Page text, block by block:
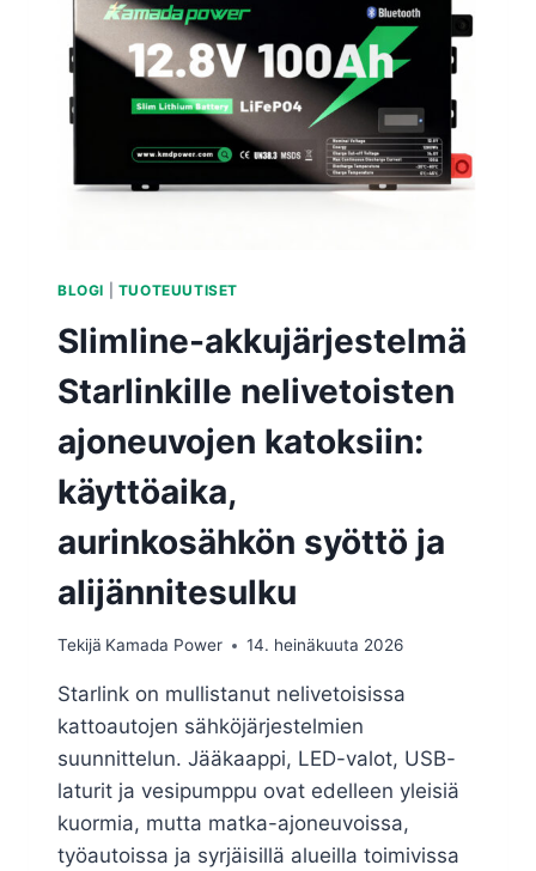
BLOGI TUOTEUUTISET
Slimline-akkujärjestelmä
Starlinkille nelivetoisten
ajoneuvojen katoksiin:
käyttöaika,
aurinkosähkön syöttö ja
alijännitesulku
Tekijä Kamada Power 14. heinäkuuta 2026
Starlink on mullistanut nelivetoisissa
kattoautojen sähköjärjestelmien
suunnittelun. Jääkaappi, LED-valot, USB-
laturit ja vesipumppu ovat edelleen yleisiä
kuormia, mutta matka-ajoneuvoissa,
työautoissa ja syrjäisillä alueilla toimivissa